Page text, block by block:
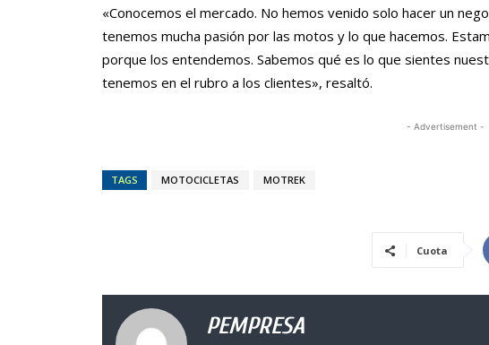
«Conocemos el mercado. No hemos venido solo hacer un
tenemos mucha pasión por las motos y lo que hacemos.
porque los entendemos. Sabemos qué es lo que sientes
tenemos en el rubro a los clientes», resaltó.
- Advertisement -
TAGS MOTOCICLETAS MOTREK
Cuota
PEMPRESA